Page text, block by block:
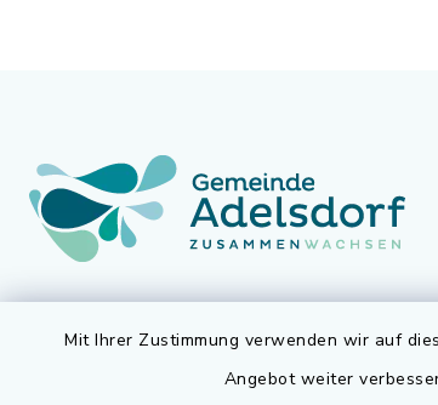
Mit Ihrer Zustimmung verwenden wir auf
Angebot weiter
Gemeinde Adelsdorf